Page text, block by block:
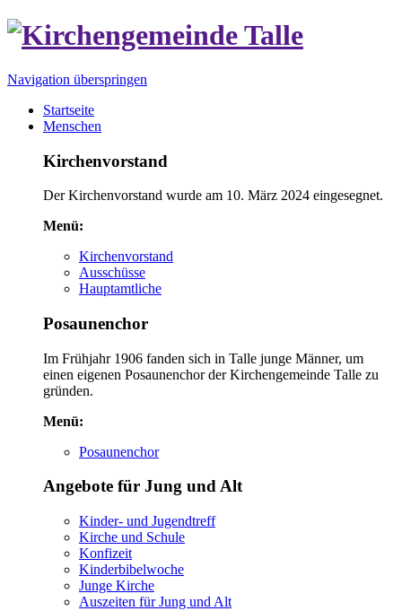
Navigation überspringen
Startseite
Menschen
Kirchenvorstand
Der Kirchenvorstand wurde am 10. März 2024 eingesegnet.
Menü:
Kirchenvorstand
Ausschüsse
Hauptamtliche
Posaunenchor
Im Frühjahr 1906 fanden sich in Talle junge Männer, um
einen eigenen Posaunenchor der Kirchengemeinde Talle zu
gründen.
Menü:
Posaunenchor
Angebote für Jung und Alt
Kinder- und Jugendtreff
Kirche und Schule
Konfizeit
Kinderbibelwoche
Junge Kirche
Auszeiten für Jung und Alt